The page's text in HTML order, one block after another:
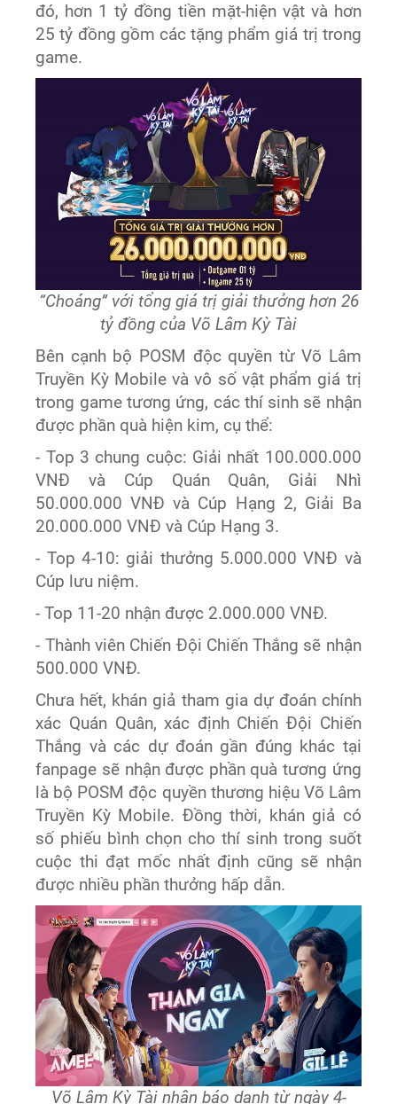
đó, hơn 1 tỷ đồng tiền mặt-hiện vật và hơn
25 tỷ đồng gồm các tặng phẩm giá trị trong
game.
“Choáng” với tổng giá trị giải thưởng hơn 26
tỷ đồng của Võ Lâm Kỳ Tài
Bên cạnh bộ POSM độc quyền từ Võ Lâm
Truyền Kỳ Mobile và vô số vật phẩm giá trị
trong game tương ứng, các thí sinh sẽ nhận
được phần quà hiện kim, cụ thể:
- Top 3 chung cuộc: Giải nhất 100.000.000
VNĐ và Cúp Quán Quân, Giải Nhì
50.000.000 VNĐ và Cúp Hạng 2, Giải Ba
20.000.000 VNĐ và Cúp Hạng 3.
- Top 4-10: giải thưởng 5.000.000 VNĐ và
Cúp lưu niệm.
- Top 11-20 nhận được 2.000.000 VNĐ.
- Thành viên Chiến Đội Chiến Thắng sẽ nhận
500.000 VNĐ.
Chưa hết, khán giả tham gia dự đoán chính
xác Quán Quân, xác định Chiến Đội Chiến
Thắng và các dự đoán gần đúng khác tại
fanpage sẽ nhận được phần quà tương ứng
là bộ POSM độc quyền thương hiệu Võ Lâm
Truyền Kỳ Mobile. Đồng thời, khán giả có
số phiếu bình chọn cho thí sinh trong suốt
cuộc thi đạt mốc nhất định cũng sẽ nhận
được nhiều phần thưởng hấp dẫn.
Võ Lâm Kỳ Tài nhận báo danh từ ngày 4-